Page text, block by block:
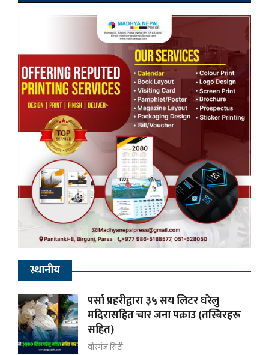
स्थानीय
पर्सा प्रहरीद्वारा ३५ सय लिटर घरेलु
मदिरासहित चार जना पक्राउ (तस्बिरहरू
सहित)
वीरगंज सिटी